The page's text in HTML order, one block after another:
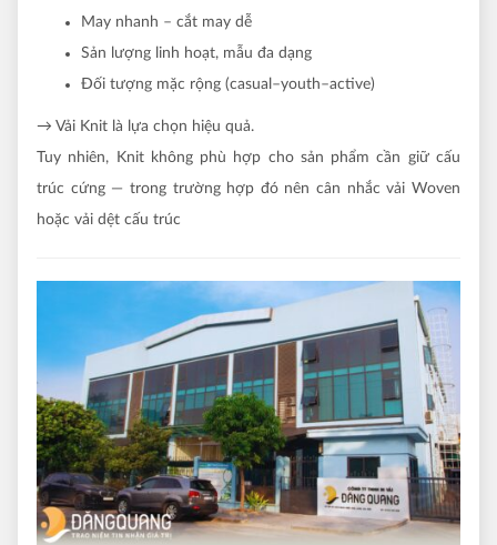
May nhanh – cắt may dễ
Sản lượng linh hoạt, mẫu đa dạng
Đối tượng mặc rộng (casual–youth–active)
→ Vải Knit là lựa chọn hiệu quả.
Tuy nhiên, Knit không phù hợp cho sản phẩm cần giữ cấu
trúc cứng — trong trường hợp đó nên cân nhắc vải Woven
hoặc vải dệt cấu trúc